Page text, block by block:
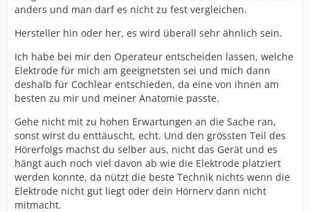
anders und man darf es nicht zu fest vergleichen.
Hersteller hin oder her, es wird überall sehr ähnlich sein.
Ich habe bei mir den Operateur entscheiden lassen, welche
Elektrode für mich am geeignetsten sei und mich dann
deshalb für Cochlear entschieden, da eine von ihnen am
besten zu mir und meiner Anatomie passte.
Gehe nicht mit zu hohen Erwartungen an die Sache ran,
sonst wirst du enttäuscht, echt. Und den grössten Teil des
Hörerfolgs machst du selber aus, nicht das Gerät und es
hängt auch noch viel davon ab wie die Elektrode platziert
werden konnte, da nützt die beste Technik nichts wenn die
Elektrode nicht gut liegt oder dein Hörnerv dann nicht
mitmacht.